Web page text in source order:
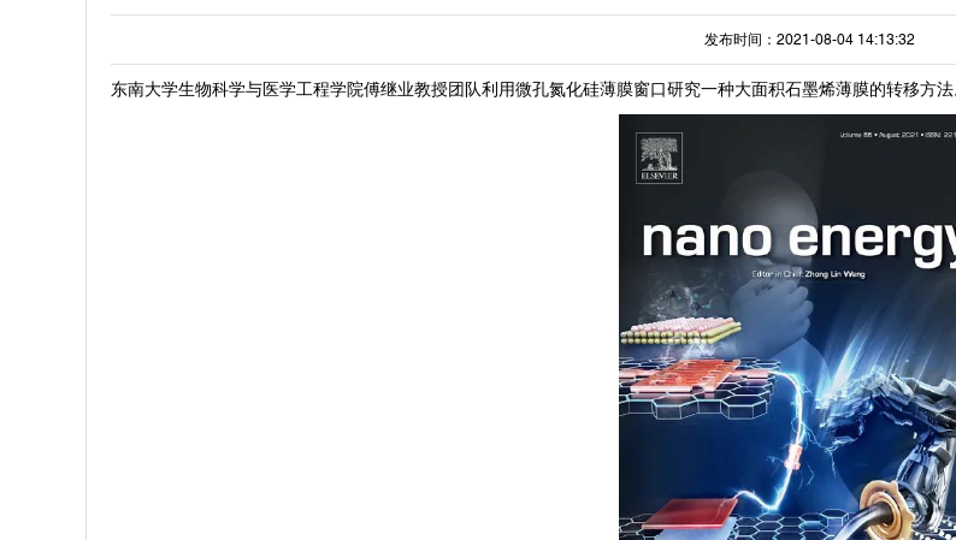
发布时间：2021-08-04 14:13:32
东南大学生物科学与医学工程学院傅继业教授团队利用微孔氮化硅薄膜窗口研究一种大面积石墨烯薄膜的转移方法